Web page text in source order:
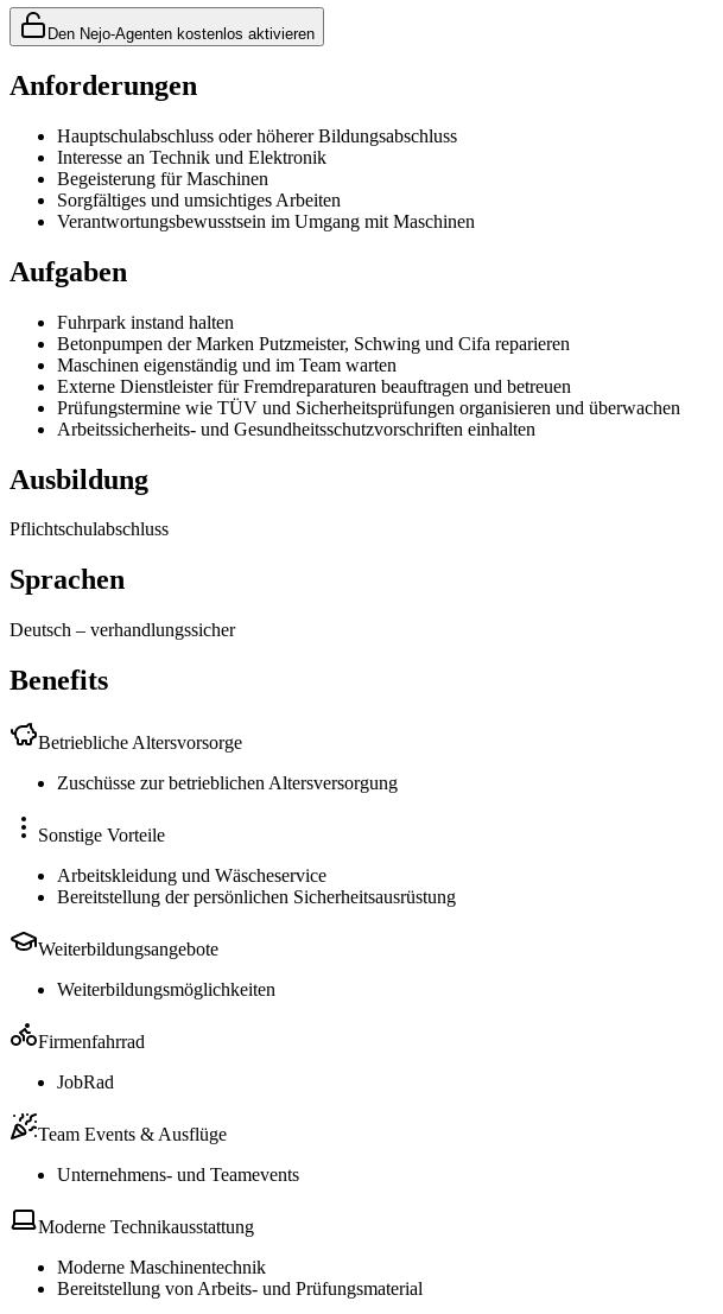
Den Nejo-Agenten kostenlos aktivieren
Anforderungen
Hauptschulabschluss oder höherer Bildungsabschluss
Interesse an Technik und Elektronik
Begeisterung für Maschinen
Sorgfältiges und umsichtiges Arbeiten
Verantwortungsbewusstsein im Umgang mit Maschinen
Aufgaben
Fuhrpark instand halten
Betonpumpen der Marken Putzmeister, Schwing und Cifa reparieren
Maschinen eigenständig und im Team warten
Externe Dienstleister für Fremdreparaturen beauftragen und betreuen
Prüfungstermine wie TÜV und Sicherheitsprüfungen organisieren und überwachen
Arbeitssicherheits- und Gesundheitsschutzvorschriften einhalten
Ausbildung
Pflichtschulabschluss
Sprachen
Deutsch – verhandlungssicher
Benefits
Betriebliche Altersvorsorge
Zuschüsse zur betrieblichen Altersversorgung
Sonstige Vorteile
Arbeitskleidung und Wäscheservice
Bereitstellung der persönlichen Sicherheitsausrüstung
Weiterbildungsangebote
Weiterbildungsmöglichkeiten
Firmenfahrrad
JobRad
Team Events & Ausflüge
Unternehmens- und Teamevents
Moderne Technikausstattung
Moderne Maschinentechnik
Bereitstellung von Arbeits- und Prüfungsmaterial